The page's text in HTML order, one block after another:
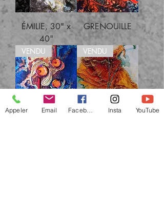
ÉMILIE, 30" x
40"
GRENOUILLE
VENDU VENDU
Appeler Email Insta YouTube